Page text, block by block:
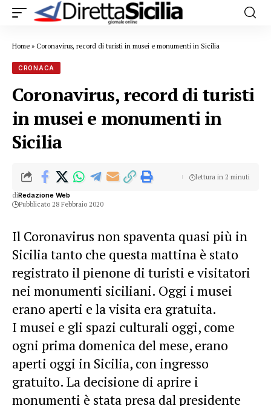
Home » Coronavirus, record di turisti in musei e monumenti in Sicilia
CRONACA
Coronavirus, record di turisti
in musei e monumenti in
Sicilia
diRedazione Web
Pubblicato 28 Febbraio 2020
lettura in 2 minuti
Il Coronavirus non spaventa quasi più in
Sicilia tanto che questa mattina è stato
registrato il pienone di turisti e visitatori
nei monumenti siciliani. Oggi i musei
erano aperti e la visita era gratuita.
I musei e gli spazi culturali oggi, come
ogni prima domenica del mese, erano
aperti oggi in Sicilia, con ingresso
gratuito. La decisione di aprire i
monumenti è stata presa dal presidente